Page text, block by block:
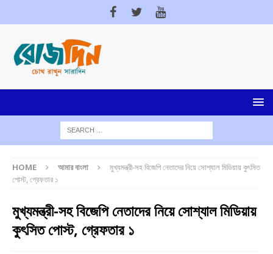
HOME আমার বাংলা
মুখ্যমন্ত্রী-সহ বিজেপি নেতাদের নিয়ে সোশ্যাল মিডিয়ায় কুৎসিত
পোস্ট, গ্রেফতার ১
মুখ্যমন্ত্রী-সহ বিজেপি নেতাদের নিয়ে সোশ্যাল মিডিয়ায়
কুৎসিত পোস্ট, গ্রেফতার ১